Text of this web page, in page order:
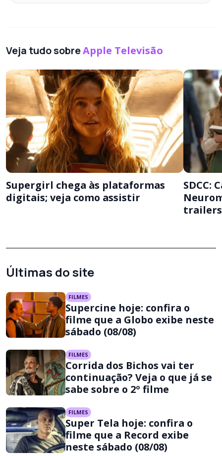
Veja tudo sobreApple Televisão
Supergirl chega às plataformas
digitais; veja como assistir
SDCC:
Últimas do site
FILMES
Supercine hoje: confira o
filme que a Globo exibe neste
sábado (08/08)
FILMES
Corrida dos Bichos vai ter
continuação? Veja o que já se
sabe sobre o 2º filme
FILMES
Super Tela hoje: confira o
filme que a Record exibe
neste sábado (08/08)